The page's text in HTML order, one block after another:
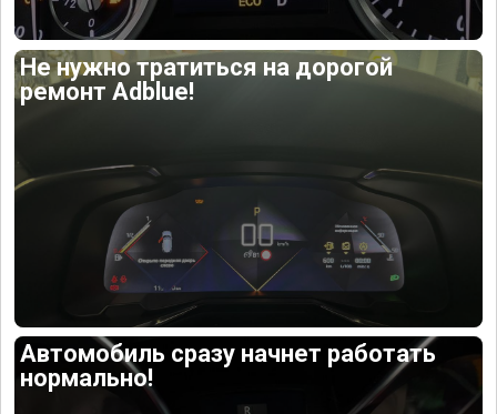
Не нужно тратиться на дорогой
ремонт Adblue!
Автомобиль сразу начнет работать
нормально!